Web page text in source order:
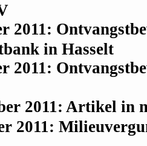
2011:
in Hasselt
2011:
2011: Artikel in
2011: